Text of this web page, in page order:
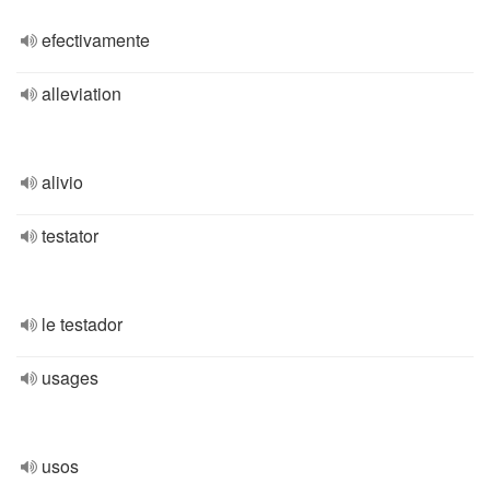
efectivamente
alleviation
alivio
testator
le testador
usages
usos